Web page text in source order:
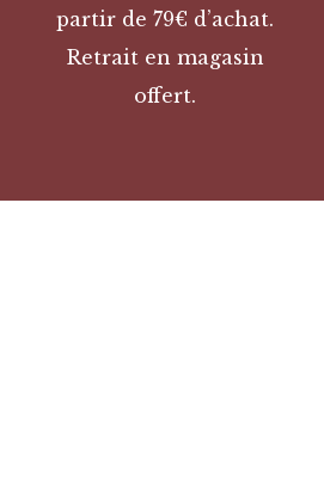
partir de 79€ d’achat.
Retrait en magasin
offert.